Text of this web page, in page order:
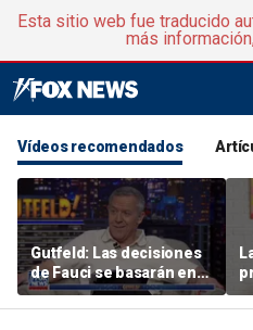
Esta sitio web fue traducido
más
Vídeos recomendados
Gutfeld: Las decisiones
de Fauci se basarán en
interpretaciones
controvertidas